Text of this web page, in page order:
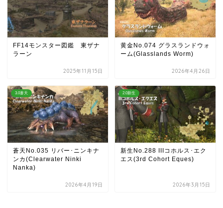
FF14モンスター図鑑 東ザナ
ラーン
2025年11月15日
黄金No.074 グラスランドウォ
ーム(Glasslands Worm)
2026年4月26日
3.0蒼天
蒼天No.035 リバー･ニンキナ
ンカ(Clearwater Ninki
Nanka)
2026年4月19日
2.0新生
新生No.288 IIIコホルス･エク
エス(3rd Cohort Eques)
2026年3月15日